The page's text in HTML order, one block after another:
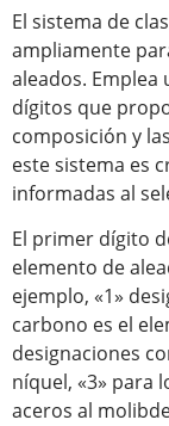
El sistema de
ampliamente
aleados.
dígitos que
composición y
este sistema es
informadas al
El primer dígito
elemento de
ejemplo, «1»
carbono es el
designaciones
níquel, «3» para
aceros al